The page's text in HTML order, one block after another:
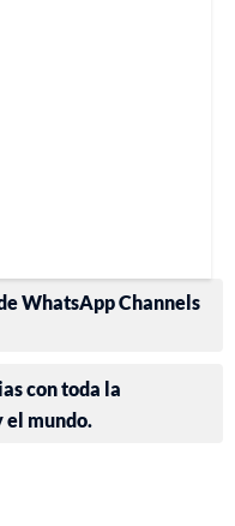
WhatsApp Channels
con toda la
el mundo.